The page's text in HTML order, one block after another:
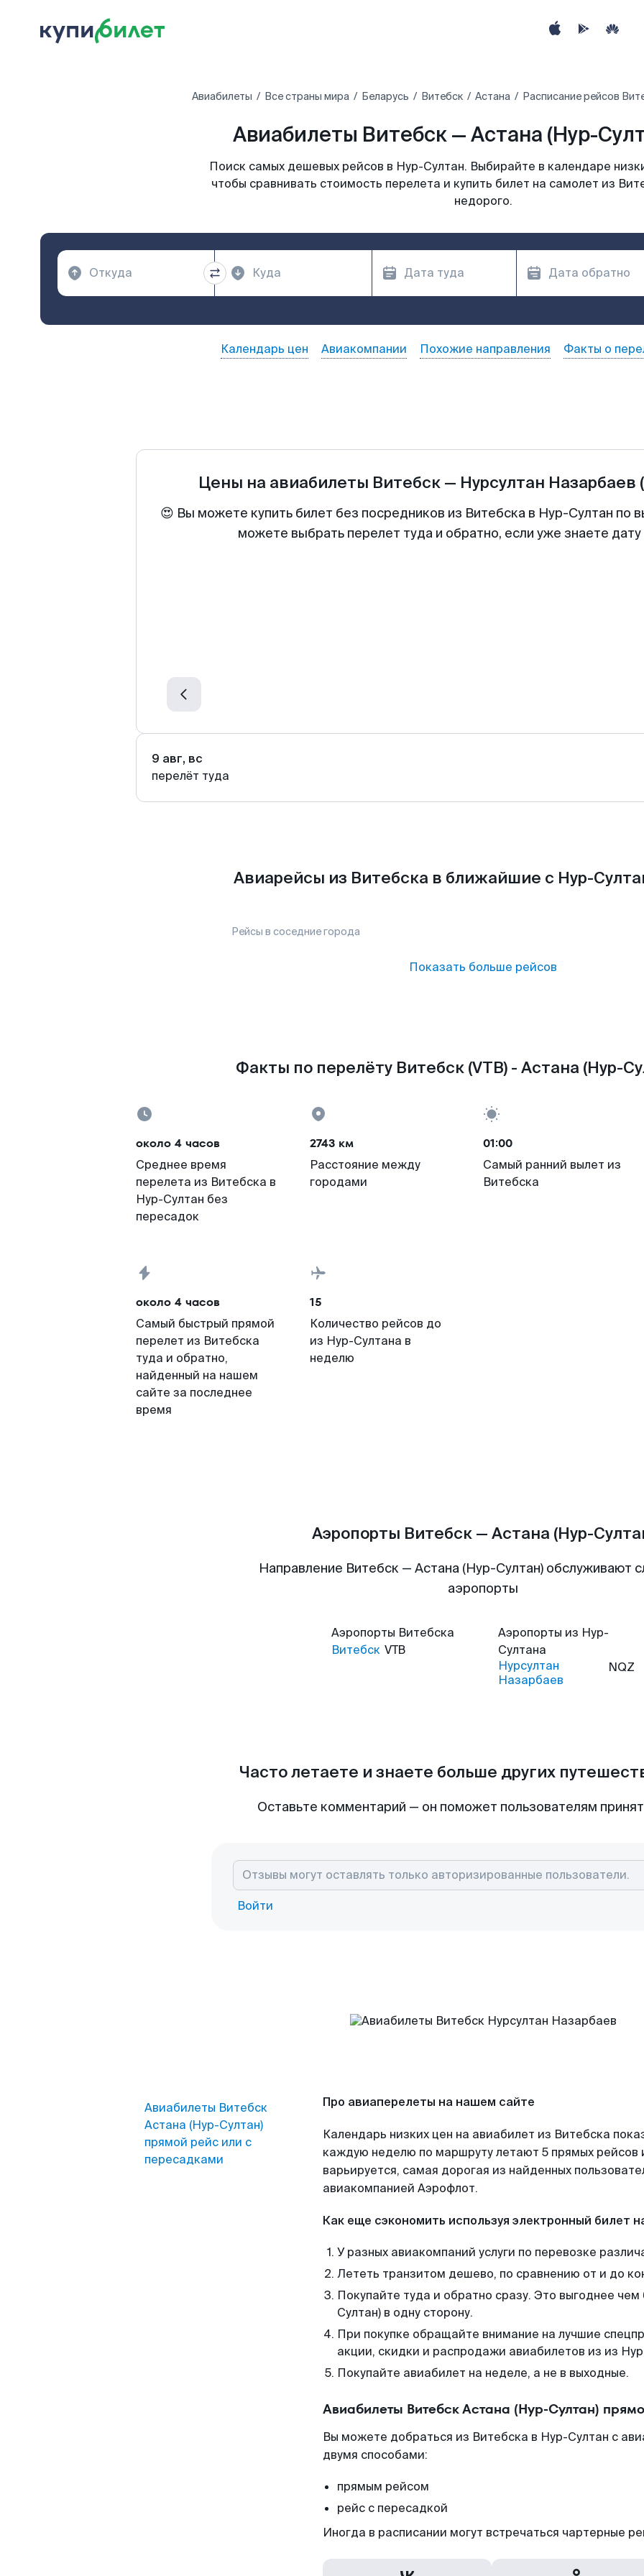
Авиабилеты Все страны мира Беларусь Витебск Астана Расписание рейсов
Авиабилеты Витебск — Астана (Нур-
Поиск самых дешевых рейсов в Нур-Султан. Выбирайте в календаре
чтобы сравнивать стоимость перелета и купить билет на самолет из
недорого.
Календарь цен Авиакомпании Похожие направления Факты о
Цены на авиабилеты Витебск— Нурсултан Назарбаев
😍 Вы можете купить билет без посредников из Витебска в Нур-Султан по
можете выбрать перелет туда и обратно, если уже знаете
9 авг, вс
перелёт туда
Авиарейсы из Витебска в ближайшие с Нур-
Рейсы в соседние города
Показать больше рейсов
Факты по перелёту Витебск (VTB) - Астана (Нур-
около 4 часов
Среднее время
перелета из Витебска в
Нур-Султан без
пересадок
2743 км
Расстояние между
городами
01:00
Самый ранний вылет из
Витебска
около 4 часов
Самый быстрый прямой
перелет из Витебска
туда и обратно,
найденный на нашем
сайте за последнее
время
15
Количество рейсов до
из Нур-Султана в
неделю
Аэропорты Витебск — Астана (Нур-
Направление Витебск — Астана (Нур-Султан) обслуживают
аэропорты
Аэропорты Витебска
Витебск VTB
Аэропорты из Нур-
Султана
Нурсултан
Назарбаев
NQZ
Часто летаете и знаете больше других
Оставьте комментарий — он поможет пользователям
Войти
Авиабилеты Витебск
Астана (Нур-Султан)
прямой рейс или с
пересадками
Про авиаперелеты на нашем сайте
Календарь низких цен на авиабилет из Витебска
каждую неделю по маршруту летают 5 прямых рейсов
варьируется, самая дорогая из найденных
авиакомпанией Аэрофлот.
Как еще сэкономить используя электронный билет
У разных авиакомпаний услуги по перевозке
Лететь транзитом дешево, по сравнению от и до
Покупайте туда и обратно сразу. Это выгоднее
Султан) в одну сторону.
При покупке обращайте внимание на лучшие
акции, скидки и распродажи авиабилетов из из
Покупайте авиабилет на неделе, а не в выходные.
Авиабилеты Витебск Астана (Нур-Султан)
Вы можете добраться из Витебска в Нур-Султан с
двумя способами:
прямым рейсом
рейс с пересадкой
Иногда в расписании могут встречаться чартерные